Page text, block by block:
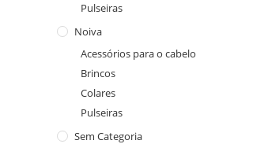
Pulseiras
Noiva
Acessórios para o cabelo
Brincos
Colares
Pulseiras
Sem Categoria